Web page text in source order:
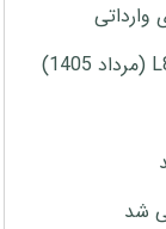
وارداتی
شد